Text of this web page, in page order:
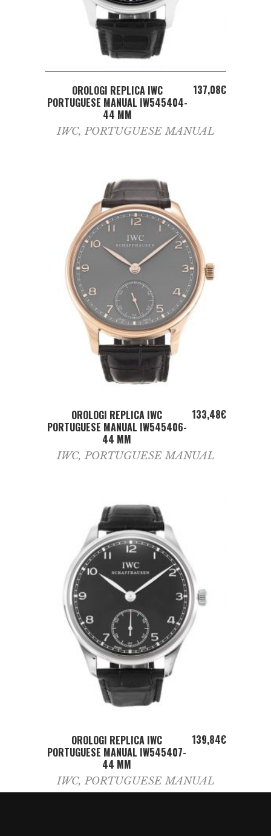
ADD TO CART
OROLOGI REPLICA IWC
PORTUGUESE MANUAL IW545404-
44 MM
137,08€
IWC, PORTUGUESE MANUAL
ADD TO CART
OROLOGI REPLICA IWC
PORTUGUESE MANUAL IW545406-
44 MM
133,48€
IWC, PORTUGUESE MANUAL
ADD TO CART
OROLOGI REPLICA IWC
PORTUGUESE MANUAL IW545407-
44 MM
139,84€
IWC, PORTUGUESE MANUAL